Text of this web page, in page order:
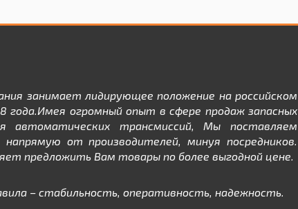
занимает лидирующее положение на российском
года.Имея огромный опыт в сфере продаж запасных
автоматических трансмиссий, Мы поставляем
напрямую от производителей, минуя посредников.
предложить Вам товары по более выгодной цене.
– стабильность, оперативность, надежность.